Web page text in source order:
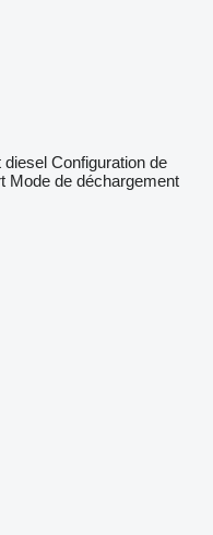
diesel Configuration de
Mode de déchargement